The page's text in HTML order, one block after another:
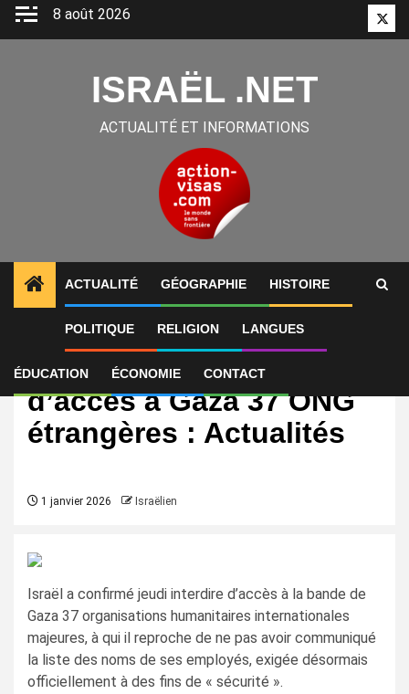
Aller
8 août 2026
ISRAËL .NET
ACTUALITÉ ET INFORMATIONS
ACTUALITÉ GÉOGRAPHIE HISTOIRE
POLITIQUE RELIGION LANGUES
ÉDUCATION ÉCONOMIE CONTACT
International
Israël confirme interdire
d’accès à Gaza 37 ONG
étrangères : Actualités
1 janvier 2026 Israëlien
Israël a confirmé jeudi interdire d’accès à la bande de
Gaza 37 organisations humanitaires internationales
majeures, à qui il reproche de ne pas avoir communiqué
la liste des noms de ses employés, exigée désormais
officiellement à des fins de « sécurité ».